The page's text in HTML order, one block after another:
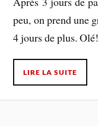
peu, on prend une
4 jours de plus. Olé!
LIRE LA SUITE